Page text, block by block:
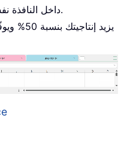
داخل النافذة نفسها، بدلاً من فتح نوافذ جديدة.
يزيد